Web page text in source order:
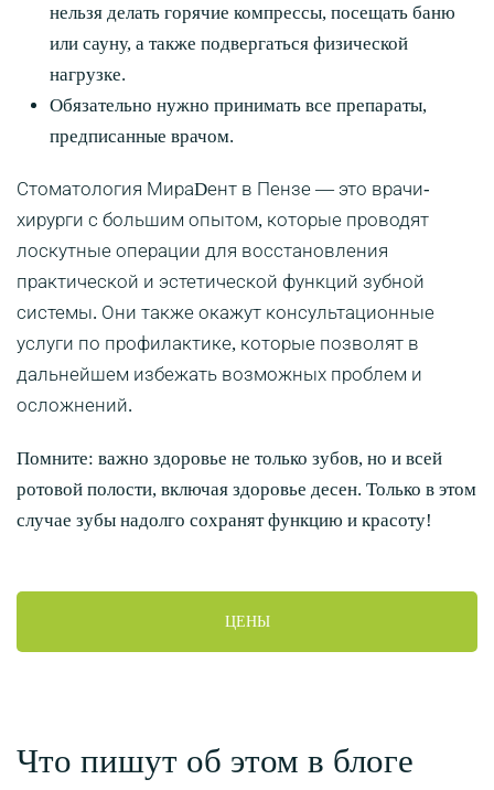
нельзя делать горячие компрессы, посещать баню
или сауну, а также подвергаться физической
нагрузке.
Обязательно нужно принимать все препараты,
предписанные врачом.
Стоматология МираDент в Пензе — это врачи-
хирурги с большим опытом, которые проводят
лоскутные операции для восстановления
практической и эстетической функций зубной
системы. Они также окажут консультационные
услуги по профилактике, которые позволят в
дальнейшем избежать возможных проблем и
осложнений.
Помните: важно здоровье не только зубов, но и всей
ротовой полости, включая здоровье десен. Только в этом
случае зубы надолго сохранят функцию и красоту!
ЦЕНЫ
Что пишут об этом в блоге